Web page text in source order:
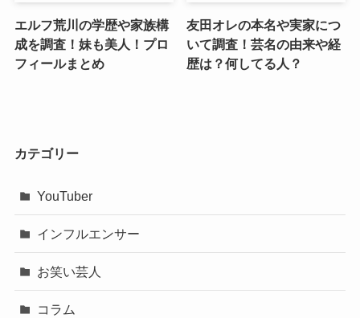
エルフ荒川の学歴や家族構
成を調査！妹も美人！プロ
フィールまとめ
友田オレの本名や実家につ
いて調査！芸名の由来や経
歴は？何してる人？
カテゴリー
YouTuber
インフルエンサー
お笑い芸人
コラム